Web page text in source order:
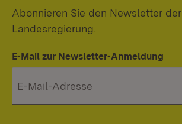
Abonnieren Sie den Newsletter der
Landesregierung.
E-Mail zur Newsletter-Anmeldung